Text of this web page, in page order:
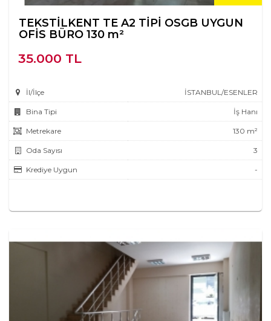
TEKSTİLKENT TE A2 TİPİ OSGB UYGUN
OFİS BÜRO 130 m²
35.000 TL
İl/İlçe İSTANBUL/ESENLER
Bina Tipi İş Hanı
Metrekare 130 m²
Oda Sayısı 3
Krediye Uygun -